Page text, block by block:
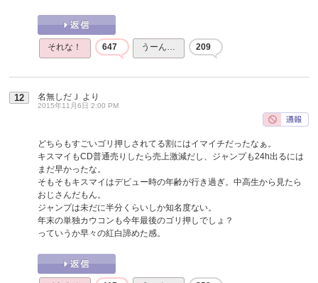
それな！ 647 うーん… 209
12 名無しだＪ より
2015年11月6日 2:00 PM
どちらもすごいゴリ押しされてる割にはイマイチだったなぁ。
キスマイもCD普通売りしたら売上激減だし、ジャンプも24h出るには
まだ早かったな。
そもそもキスマイはデビュー時の年齢が行き過ぎ。中高生から見たら
おじさんだもん。
ジャンプは未だに半分くらいしか知名度ない。
年末の単独カウコンも今年最後のゴリ押しでしょ？
っていうか早々の紅白諦めた感。